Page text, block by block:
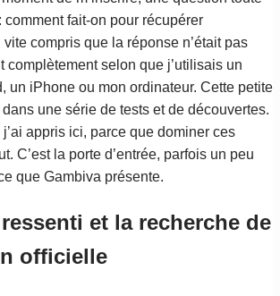
comment fait-on pour récupérer
vite compris que la réponse n’était pas
complètement selon que j’utilisais un
un iPhone ou mon ordinateur. Cette petite
une série de tests et de découvertes.
appris ici, parce que dominer ces
C’est la porte d’entrée, parfois un peu
que Gambiva présente.
et la recherche de
officielle